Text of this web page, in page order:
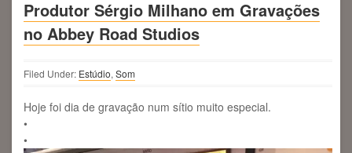
Produtor Sérgio Milhano em Gravações
no Abbey Road Studios
Filed Under: Estúdio, Som
Hoje foi dia de gravação num sítio muito especial.
•
•